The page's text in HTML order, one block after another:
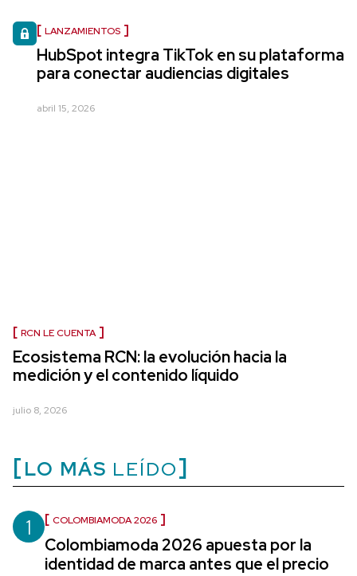
LANZAMIENTOS
HubSpot integra TikTok en su plataforma
para conectar audiencias digitales
abril 15, 2026
RCN LE CUENTA
Ecosistema RCN: la evolución hacia la
medición y el contenido líquido
julio 8, 2026
LO MÁS LEÍDO
1 COLOMBIAMODA 2026
Colombiamoda 2026 apuesta por la
identidad de marca antes que el precio